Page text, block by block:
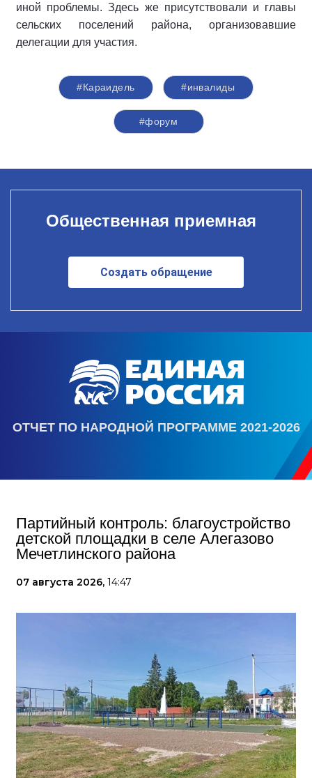
иной проблемы. Здесь же присутствовали и главы
сельских поселений района, организовавшие
делегации для участия.
#Караидель #инвалиды
#форум
Общественная приемная
Создать обращение
ОТЧЕТ ПО НАРОДНОЙ ПРОГРАММЕ 2021-2026
Партийный контроль: благоустройство
детской площадки в селе Алегазово
Мечетлинского района
07 августа 2026, 14:47